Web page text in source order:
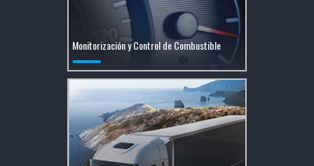
Monitorización y Control de Combustible